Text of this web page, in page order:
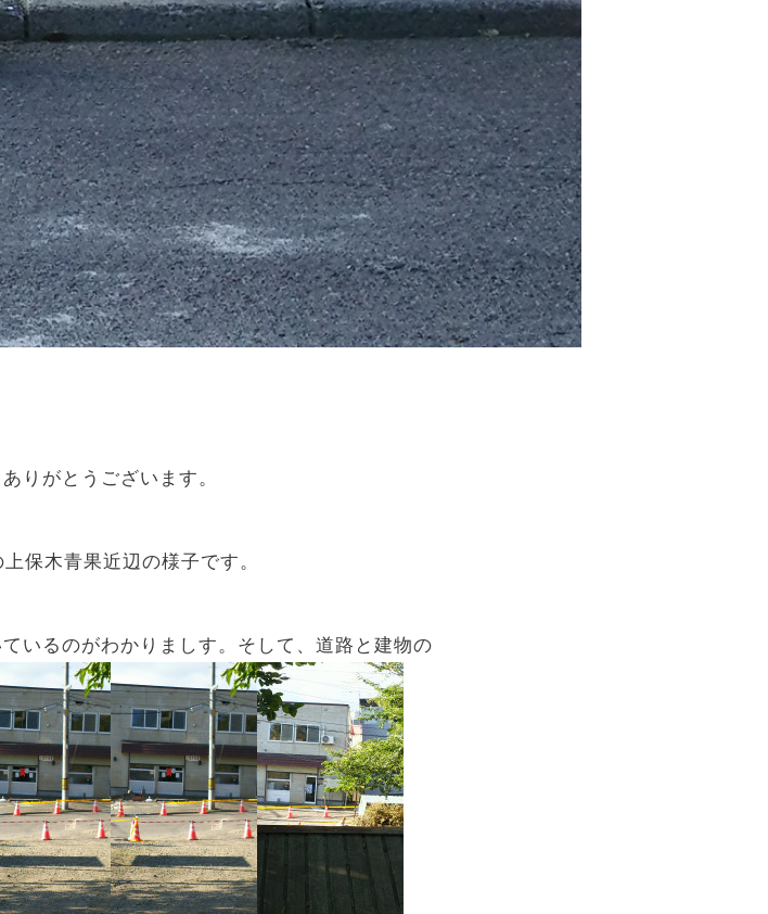
りがとうございます。
保木青果近辺の様子です。
いるのがわかりましす。そして、道路と建物の